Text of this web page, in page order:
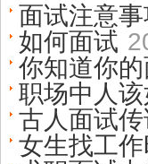
面试注意事
如何面试
你知道你
职场中人该
古人面试
女生找工